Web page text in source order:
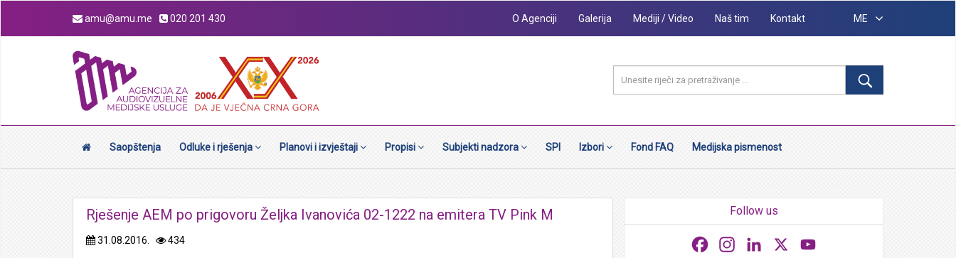
amu@amu.me 020 201 430 O Agenciji Galerija Mediji / Video Naš tim Kontakt ME
Saopštenja Odluke i rješenja Planovi i izvještaji Propisi Subjekti nadzora SPI Izbori Fond FAQ Medijska pismenost
Rješenje AEM po prigovoru Željka Ivanovića 02-1222 na emitera TV Pink M
31.08.2016. 434
Follow us
FacebookInstagramLinkedIn